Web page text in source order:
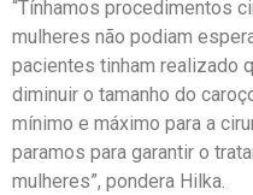
“Tínhamos procedimentos
mulheres não podiam
pacientes tinham realizado
diminuir o tamanho do
mínimo e máximo para a
paramos para garantir o
mulheres”, pondera Hilka.